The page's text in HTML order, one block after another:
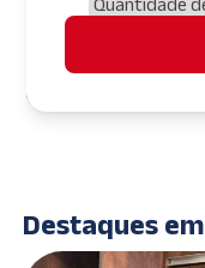
Destaques